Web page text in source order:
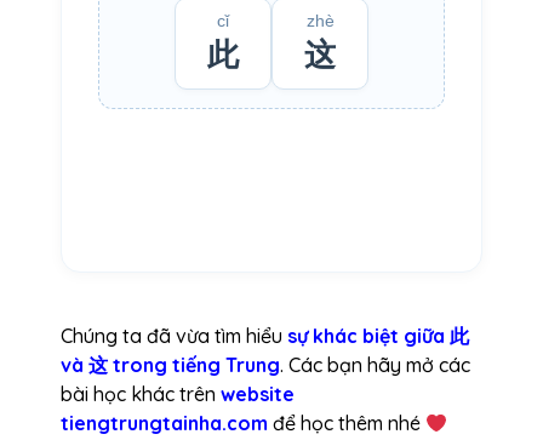
cǐ
此
zhè
这
Chúng ta đã vừa tìm hiểu sự khác biệt giữa 此
và 这 trong tiếng Trung. Các bạn hãy mở các
bài học khác trên website
tiengtrungtainha.com để học thêm nhé